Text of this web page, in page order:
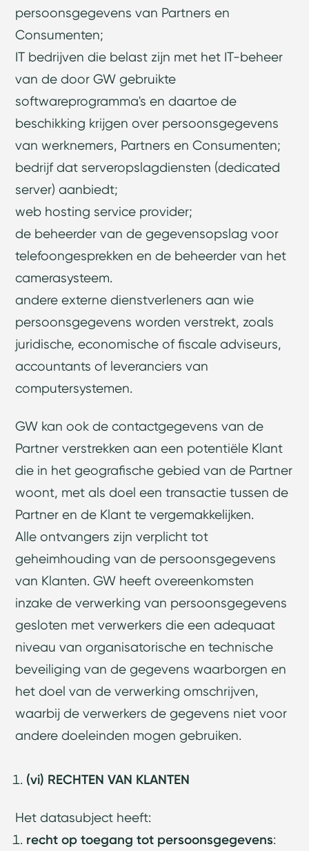
persoonsgegevens van Partners en
Consumenten;
IT bedrijven die belast zijn met het IT-beheer
van de door GW gebruikte
softwareprogramma's en daartoe de
beschikking krijgen over persoonsgegevens
van werknemers, Partners en Consumenten;
bedrijf dat serveropslagdiensten (dedicated
server) aanbiedt;
web hosting service provider;
de beheerder van de gegevensopslag voor
telefoongesprekken en de beheerder van het
camerasysteem.
andere externe dienstverleners aan wie
persoonsgegevens worden verstrekt, zoals
juridische, economische of fiscale adviseurs,
accountants of leveranciers van
computersystemen.
GW kan ook de contactgegevens van de
Partner verstrekken aan een potentiële Klant
die in het geografische gebied van de Partner
woont, met als doel een transactie tussen de
Partner en de Klant te vergemakkelijken.
Alle ontvangers zijn verplicht tot
geheimhouding van de persoonsgegevens
van Klanten. GW heeft overeenkomsten
inzake de verwerking van persoonsgegevens
gesloten met verwerkers die een adequaat
niveau van organisatorische en technische
beveiliging van de gegevens waarborgen en
het doel van de verwerking omschrijven,
waarbij de verwerkers de gegevens niet voor
andere doeleinden mogen gebruiken.
(vi) RECHTEN VAN KLANTEN
Het datasubject heeft:
recht op toegang tot persoonsgegevens: